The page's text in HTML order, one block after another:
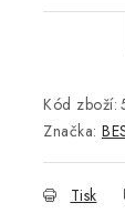
Kód zboží:
Značka:
Tisk